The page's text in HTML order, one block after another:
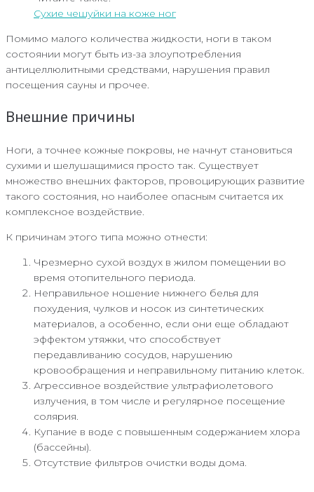
Сухие чешуйки на коже ног
Помимо малого количества жидкости, ноги в таком
состоянии могут быть из-за злоупотребления
антицеллюлитными средствами, нарушения правил
посещения сауны и прочее.
Внешние причины
Ноги, а точнее кожные покровы, не начнут становиться
сухими и шелушащимися просто так. Существует
множество внешних факторов, провоцирующих развитие
такого состояния, но наиболее опасным считается их
комплексное воздействие.
К причинам этого типа можно отнести:
Чрезмерно сухой воздух в жилом помещении во
время отопительного периода.
Неправильное ношение нижнего белья для
похудения, чулков и носок из синтетических
материалов, а особенно, если они еще обладают
эффектом утяжки, что способствует
передавливанию сосудов, нарушению
кровообращения и неправильному питанию клеток.
Агрессивное воздействие ультрафиолетового
излучения, в том числе и регулярное посещение
солярия.
Купание в воде с повышенным содержанием хлора
(бассейны).
Отсутствие фильтров очистки воды дома.